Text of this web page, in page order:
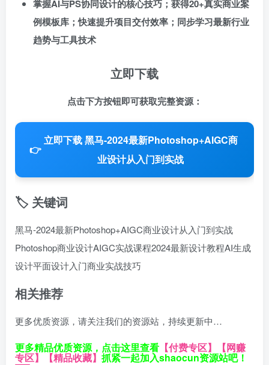
掌握AI与PS协同设计的核心技巧；获得20+真实商业案
例模板库；快速提升项目交付效率；同步学习最新行业
趋势与工具技术
立即下载
点击下方按钮即可获取完整资源：
👉
立即下载 黑马-2024最新Photoshop+AIGC商
业设计从入门到实战
🏷️ 关键词
黑马-2024最新Photoshop+AIGC商业设计从入门到实战
Photoshop商业设计AIGC实战课程2024最新设计教程AI生成
设计平面设计入门商业实战技巧
相关推荐
更多优质资源，请关注我们的资源站，持续更新中…
更多精品优质资源，点击这里查看 【付费专区】 【网赚
专区】 【精品收藏】 抓紧一起加入shaocun资源站吧！